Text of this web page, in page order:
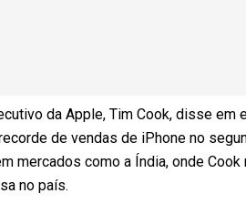
da Apple, Tim Cook, disse
de vendas de iPhone no
mercados como a Índia, onde
no país.